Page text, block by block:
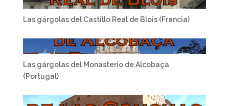
Las gárgolas del Castillo Real de Blois (Francia)
Las gárgolas del Monasterio de Alcobaça
(Portugal)